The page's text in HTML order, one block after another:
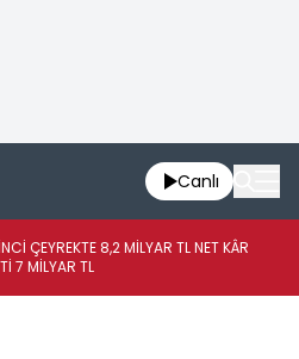
Canlı
ÇEYREKTE 8,2 MİLYAR TL NET KÂR
7 MİLYAR TL